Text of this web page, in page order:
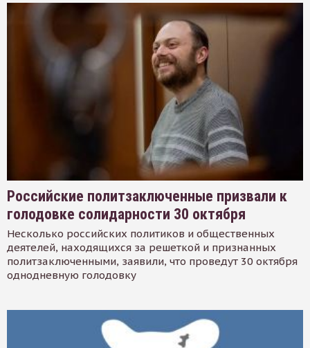
Российские политзаключенные призвали к
голодовке солидарности 30 октября
Несколько российских политиков и общественных
деятелей, находящихся за решеткой и признанных
политзаключенными, заявили, что проведут 30 октября
однодневную голодовку